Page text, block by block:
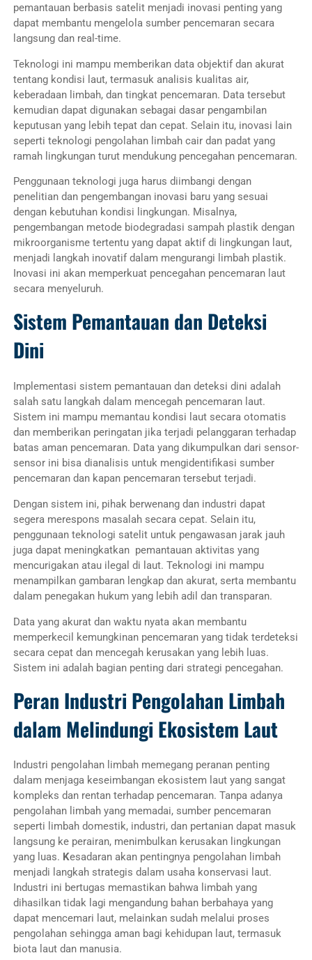
pemantauan berbasis satelit menjadi inovasi penting yang
dapat membantu mengelola sumber pencemaran secara
langsung dan real-time.
Teknologi ini mampu memberikan data objektif dan akurat
tentang kondisi laut, termasuk analisis kualitas air,
keberadaan limbah, dan tingkat pencemaran. Data tersebut
kemudian dapat digunakan sebagai dasar pengambilan
keputusan yang lebih tepat dan cepat. Selain itu, inovasi lain
seperti teknologi pengolahan limbah cair dan padat yang
ramah lingkungan turut mendukung pencegahan pencemaran.
Penggunaan teknologi juga harus diimbangi dengan
penelitian dan pengembangan inovasi baru yang sesuai
dengan kebutuhan kondisi lingkungan. Misalnya,
pengembangan metode biodegradasi sampah plastik dengan
mikroorganisme tertentu yang dapat aktif di lingkungan laut,
menjadi langkah inovatif dalam mengurangi limbah plastik.
Inovasi ini akan memperkuat pencegahan pencemaran laut
secara menyeluruh.
Sistem Pemantauan dan Deteksi
Dini
Implementasi sistem pemantauan dan deteksi dini adalah
salah satu langkah dalam mencegah pencemaran laut.
Sistem ini mampu memantau kondisi laut secara otomatis
dan memberikan peringatan jika terjadi pelanggaran terhadap
batas aman pencemaran. Data yang dikumpulkan dari sensor-
sensor ini bisa dianalisis untuk mengidentifikasi sumber
pencemaran dan kapan pencemaran tersebut terjadi.
Dengan sistem ini, pihak berwenang dan industri dapat
segera merespons masalah secara cepat. Selain itu,
penggunaan teknologi satelit untuk pengawasan jarak jauh
juga dapat meningkatkan pemantauan aktivitas yang
mencurigakan atau ilegal di laut. Teknologi ini mampu
menampilkan gambaran lengkap dan akurat, serta membantu
dalam penegakan hukum yang lebih adil dan transparan.
Data yang akurat dan waktu nyata akan membantu
memperkecil kemungkinan pencemaran yang tidak terdeteksi
secara cepat dan mencegah kerusakan yang lebih luas.
Sistem ini adalah bagian penting dari strategi pencegahan.
Peran Industri Pengolahan Limbah
dalam Melindungi Ekosistem Laut
Industri pengolahan limbah memegang peranan penting
dalam menjaga keseimbangan ekosistem laut yang sangat
kompleks dan rentan terhadap pencemaran. Tanpa adanya
pengolahan limbah yang memadai, sumber pencemaran
seperti limbah domestik, industri, dan pertanian dapat masuk
langsung ke perairan, menimbulkan kerusakan lingkungan
yang luas. Kesadaran akan pentingnya pengolahan limbah
menjadi langkah strategis dalam usaha konservasi laut.
Industri ini bertugas memastikan bahwa limbah yang
dihasilkan tidak lagi mengandung bahan berbahaya yang
dapat mencemari laut, melainkan sudah melalui proses
pengolahan sehingga aman bagi kehidupan laut, termasuk
biota laut dan manusia.